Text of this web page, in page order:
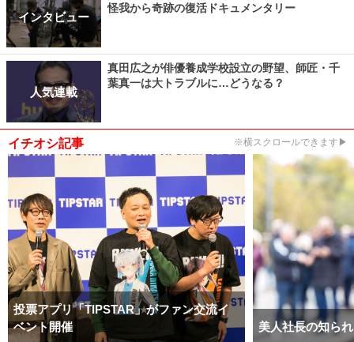
インタビュー
怪我から奇跡の復活ドキュメンタリー
人気連載
真田広之が俳優養成学校設立の野望、師匠・千
葉真一は大トラブルに…どうなる？
イチオシ記事 ※横スクロールできます▶
投票アプリ「TIPSTAR」がファン交流イ
ベント開催
美人社長の知ら